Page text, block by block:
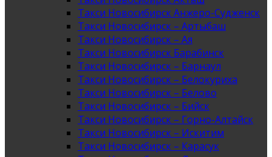
Такси Новосибирск Анжеро-Судженск
Такси Новосибирск – Артыбаш
Такси Новосибирск – Ая
Такси Новосибирск Барабинск
Такси Новосибирск – Барнаул
Такси Новосибирск – Белокуриха
Такси Новосибирск – Белово
Такси Новосибирск – Бийск
Такси Новосибирск – Горно-Алтайск
Такси Новосибирск – Искитим
Такси Новосибирск – Карасук